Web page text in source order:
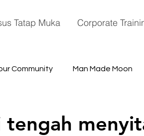
Tatap Muka Corporate
Community Man Made Moon
tengah